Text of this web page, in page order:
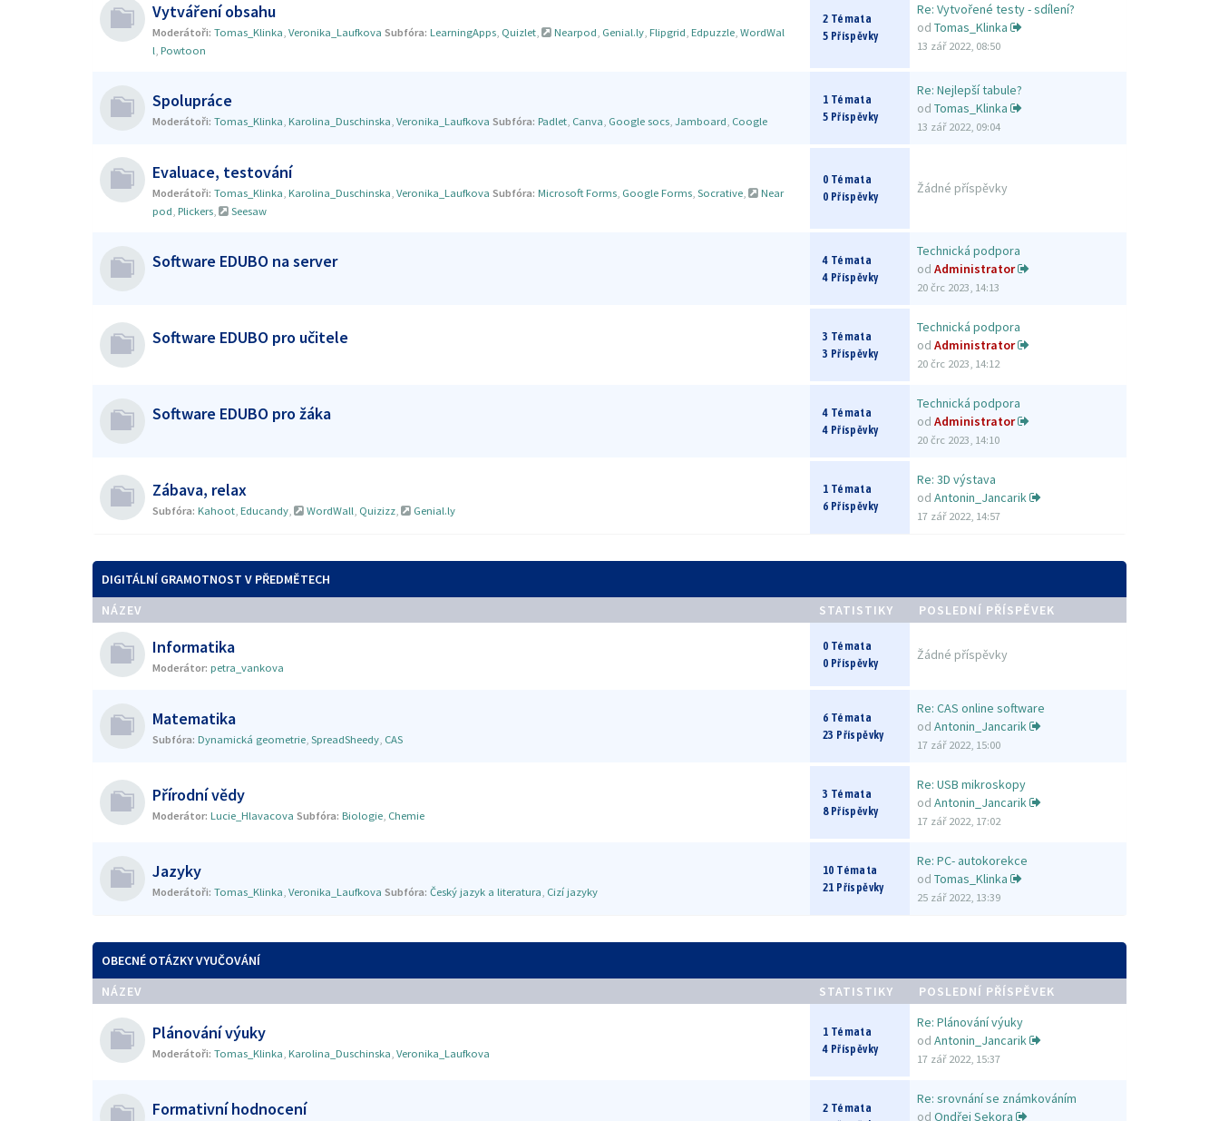
Vytváření obsahu
Moderátoři: Tomas_Klinka, Veronika_Laufkova Subfóra: LearningApps, Quizlet, Nearpod, Genial.ly, Flipgrid, Edpuzzle, WordWal
l, Powtoon
2 Témata
5 Příspěvky
Re: Vytvořené testy - sdílení?
od Tomas_Klinka
13 zář 2022, 08:50
Spolupráce
Moderátoři: Tomas_Klinka, Karolina_Duschinska, Veronika_Laufkova Subfóra: Padlet, Canva, Google socs, Jamboard, Coogle
1 Témata
5 Příspěvky
Re: Nejlepší tabule?
od Tomas_Klinka
13 zář 2022, 09:04
Evaluace, testování
Moderátoři: Tomas_Klinka, Karolina_Duschinska, Veronika_Laufkova Subfóra: Microsoft Forms, Google Forms, Socrative,
Near
pod, Plickers, Seesaw
0 Témata
0 Příspěvky
Žádné příspěvky
Software EDUBO na server
4 Témata
4 Příspěvky
Technická podpora
od Administrator
20 črc 2023, 14:13
Software EDUBO pro učitele
3 Témata
3 Příspěvky
Technická podpora
od Administrator
20 črc 2023, 14:12
Software EDUBO pro žáka
4 Témata
4 Příspěvky
Technická podpora
od Administrator
20 črc 2023, 14:10
Zábava, relax
Subfóra: Kahoot, Educandy, WordWall, Quizizz, Genial.ly
1 Témata
6 Příspěvky
Re: 3D výstava
od Antonin_Jancarik
17 zář 2022, 14:57
DIGITÁLNÍ GRAMOTNOST V PŘEDMĚTECH
NÁZEV
STATISTIKY POSLEDNÍ PŘÍSPĚVEK
Informatika
Moderátor: petra_vankova
0 Témata
0 Příspěvky
Žádné příspěvky
Matematika
Subfóra: Dynamická geometrie, SpreadSheedy, CAS
6 Témata
23 Příspěvky
Re: CAS online software
od Antonin_Jancarik
17 zář 2022, 15:00
Přírodní vědy
Moderátor: Lucie_Hlavacova Subfóra: Biologie, Chemie
3 Témata
8 Příspěvky
Re: USB mikroskopy
od Antonin_Jancarik
17 zář 2022, 17:02
Jazyky
Moderátoři: Tomas_Klinka, Veronika_Laufkova Subfóra: Český jazyk a literatura, Cizí jazyky
10 Témata
21 Příspěvky
Re: PC- autokorekce
od Tomas_Klinka
25 zář 2022, 13:39
OBECNÉ OTÁZKY VYUČOVÁNÍ
NÁZEV
STATISTIKY POSLEDNÍ PŘÍSPĚVEK
Plánování výuky
Moderátoři: Tomas_Klinka, Karolina_Duschinska, Veronika_Laufkova
1 Témata
4 Příspěvky
Re: Plánování výuky
od Antonin_Jancarik
17 zář 2022, 15:37
Formativní hodnocení
2 Témata
Re: srovnání se známkováním
od Ondřej Sekora